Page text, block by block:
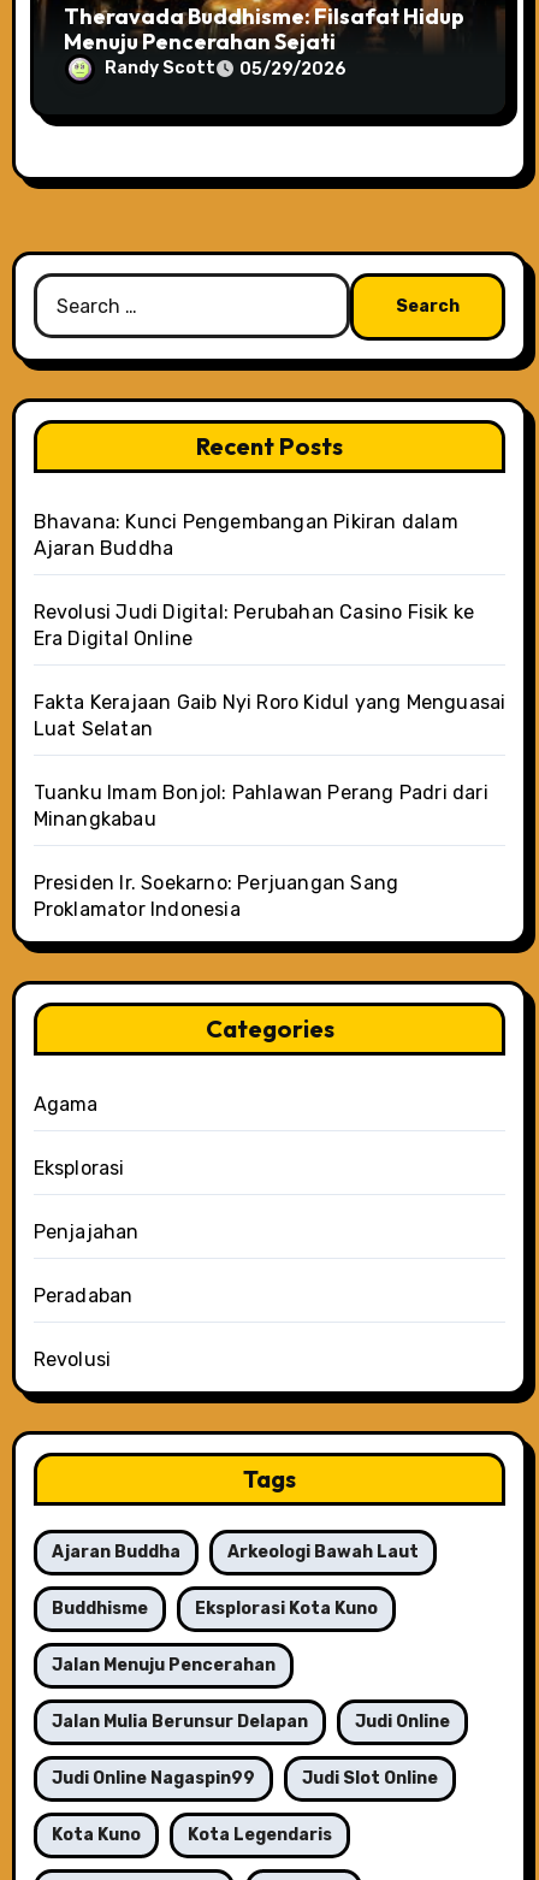
Theravada Buddhisme: Filsafat Hidup
Menuju Pencerahan Sejati
Randy Scott 05/29/2026
Search
for:
Recent Posts
Bhavana: Kunci Pengembangan Pikiran dalam
Ajaran Buddha
Revolusi Judi Digital: Perubahan Casino Fisik ke
Era Digital Online
Fakta Kerajaan Gaib Nyi Roro Kidul yang Menguasai
Luat Selatan
Tuanku Imam Bonjol: Pahlawan Perang Padri dari
Minangkabau
Presiden Ir. Soekarno: Perjuangan Sang
Proklamator Indonesia
Categories
Agama
Eksplorasi
Penjajahan
Peradaban
Revolusi
Tags
Ajaran Buddha Arkeologi Bawah Laut
Buddhisme Eksplorasi Kota Kuno
Jalan Menuju Pencerahan
Jalan Mulia Berunsur Delapan Judi Online
Judi Online Nagaspin99 Judi Slot Online
Kota Kuno Kota Legendaris